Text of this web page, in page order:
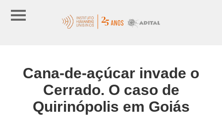
Cana-de-açúcar invade o
Cerrado. O caso de
Quirinópolis em Goiás